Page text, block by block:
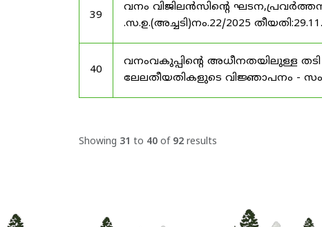
39
വനം വിജിലൻസിന്റെ
.സ.ഉ.(അച്ചടി)നം.22/2025
40
വനംവകുപ്പിന്റെ അധീനതയിലുള്ള
ലേലതീയതികളുടെ വിജ്ഞാപനം -
Showing 31 to 40 of 92 results